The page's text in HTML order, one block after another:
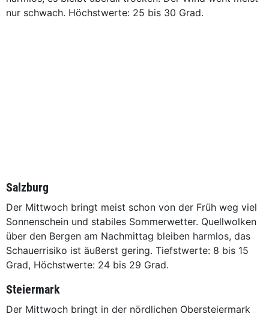
nur schwach. Höchstwerte: 25 bis 30 Grad.
Salzburg
Der Mittwoch bringt meist schon von der Früh weg viel
Sonnenschein und stabiles Sommerwetter. Quellwolken
über den Bergen am Nachmittag bleiben harmlos, das
Schauerrisiko ist äußerst gering. Tiefstwerte: 8 bis 15
Grad, Höchstwerte: 24 bis 29 Grad.
Steiermark
Der Mittwoch bringt in der nördlichen Obersteiermark